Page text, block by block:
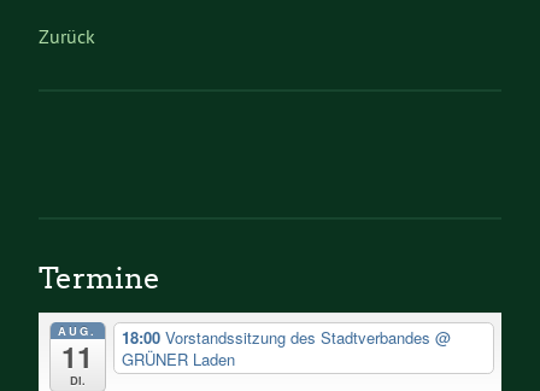
Zurück
Termine
AUG.
11
Di.
18:00 Vorstandssitzung des Stadtverbandes @
GRÜNER Laden